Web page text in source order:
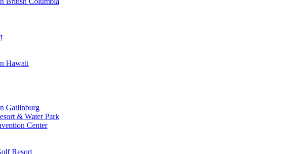
Hawaii
Gatlinburg
& Water Park
Center
Resort